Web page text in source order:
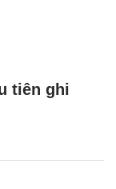
tiên ghi